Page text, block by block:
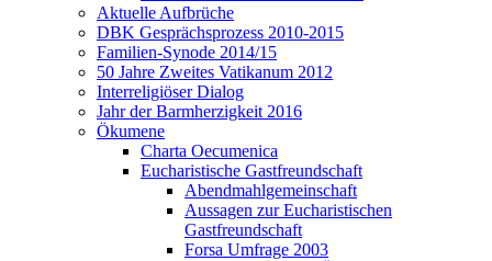
Aktuelle Aufbrüche
DBK Gesprächsprozess 2010-2015
Familien-Synode 2014/15
50 Jahre Zweites Vatikanum 2012
Interreligiöser Dialog
Jahr der Barmherzigkeit 2016
Ökumene
Charta Oecumenica
Eucharistische Gastfreundschaft
Abendmahlgemeinschaft
Aussagen zur Eucharistischen
Gastfreundschaft
Forsa Umfrage 2003